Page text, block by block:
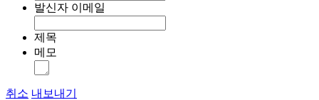
발신자 이메일
제목
메모
취소 내보내기